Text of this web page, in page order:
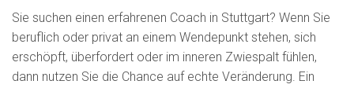
Sie suchen einen erfahrenen Coach in Stuttgart? Wenn Sie
beruflich oder privat an einem Wendepunkt stehen, sich
erschöpft, überfordert oder im inneren Zwiespalt fühlen,
dann nutzen Sie die Chance auf echte Veränderung. Ein